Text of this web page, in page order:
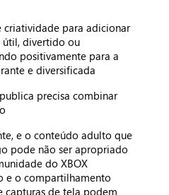
criatividade para adicionar
divertido ou
positivamente para a
e diversificada
precisa combinar
e o conteúdo adulto que
pode não ser apropriado
do XBOX
e o compartilhamento
capturas de tela podem